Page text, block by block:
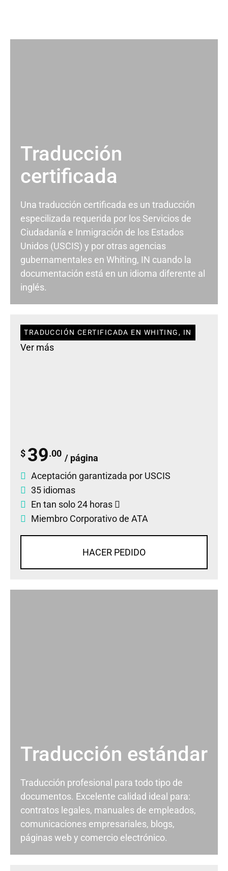
Traducción
certificada
Una traducción certificada es un traducción
especilizada requerida por los Servicios de
Ciudadanía e Inmigración de los Estados
Unidos (USCIS) y por otras agencias
gubernamentales en Whiting, IN cuando la
documentación está en un idioma diferente al
inglés.
TRADUCCIÓN CERTIFICADA EN WHITING, IN
Ver más
$ 39.00 / página
Aceptación garantizada por USCIS
35 idiomas
En tan solo 24 horas
Miembro Corporativo de ATA
HACER PEDIDO
Traducción estándar
Traducción profesional para todo tipo de
documentos. Excelente calidad ideal para:
contratos legales, manuales de empleados,
comunicaciones empresariales, blogs,
páginas web y comercio electrónico.